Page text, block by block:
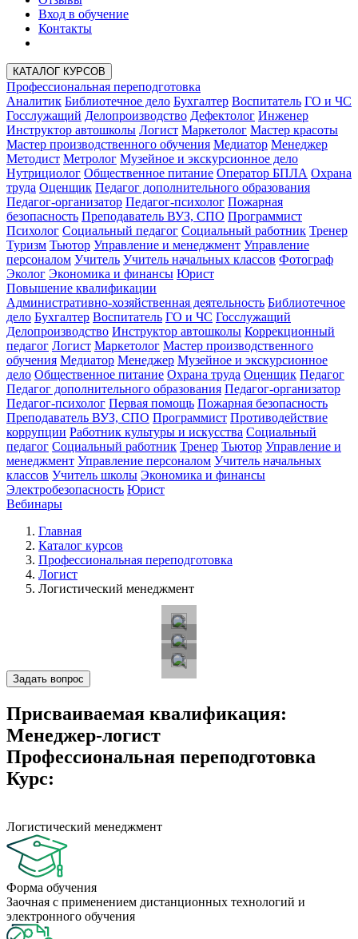
Вход в обучение
Контакты
КАТАЛОГ КУРСОВ
Профессиональная переподготовка
Аналитик Библиотечное дело Бухгалтер Воспитатель ГО и ЧС
Госслужащий Делопроизводство Дефектолог Инженер
Инструктор автошколы Логист Маркетолог Мастер красоты
Мастер производственного обучения Медиатор Менеджер
Методист Метролог Музейное и экскурсионное дело
Нутрициолог Общественное питание Оператор БПЛА Охрана
труда Оценщик Педагог дополнительного образования
Педагог-организатор Педагог-психолог Пожарная
безопасность Преподаватель ВУЗ, СПО Программист
Психолог Социальный педагог Социальный работник Тренер
Туризм Тьютор Управление и менеджмент Управление
персоналом Учитель Учитель начальных классов Фотограф
Эколог Экономика и финансы Юрист
Повышение квалификации
Административно-хозяйственная деятельность Библиотечное
дело Бухгалтер Воспитатель ГО и ЧС Госслужащий
Делопроизводство Инструктор автошколы Коррекционный
педагог Логист Маркетолог Мастер производственного
обучения Медиатор Менеджер Музейное и экскурсионное
дело Общественное питание Охрана труда Оценщик Педагог
Педагог дополнительного образования Педагог-организатор
Педагог-психолог Первая помощь Пожарная безопасность
Преподаватель ВУЗ, СПО Программист Противодействие
коррупции Работник культуры и искусства Социальный
педагог Социальный работник Тренер Тьютор Управление и
менеджмент Управление персоналом Учитель начальных
классов Учитель школы Экономика и финансы
Электробезопасность Юрист
Вебинары
Главная
Каталог курсов
Профессиональная переподготовка
Логист
Логистический менеджмент
Задать вопрос
Присваиваемая квалификация:
Менеджер-логист
Профессиональная переподготовка
Курс:
Логистический менеджмент
Форма обучения
Заочная с применением дистанционных технологий и
электронного обучения